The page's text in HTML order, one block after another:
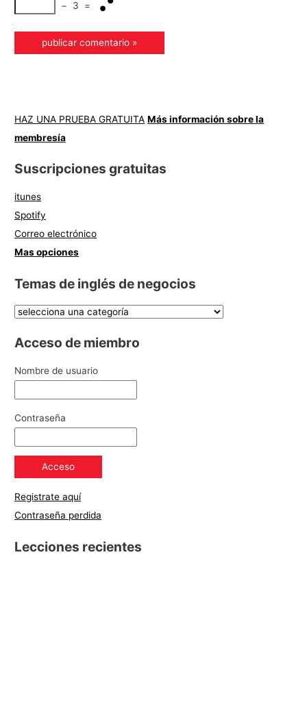
− 3 =
HAZ UNA PRUEBA GRATUITA Más información sobre la
membresía
Suscripciones gratuitas
itunes
Spotify
Correo electrónico
Mas opciones
Temas de inglés de negocios
Acceso de miembro
Nombre de usuario
Contraseña
Registrate aquí
Contraseña perdida
Lecciones recientes